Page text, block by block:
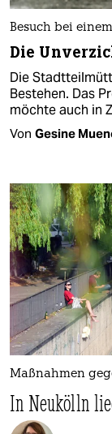
Besuch bei
Die
Die
Bestehen. Das
möchte auch in
Von Gesine
Maßnahmen
In Neukölln